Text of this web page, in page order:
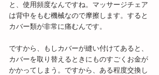
と、使用頻度なんですね。マッサージチェア
は背中をもむ機械なので摩擦します。すると
カバー類が非常に痛むんです。
ですから、もしカバーが縫い付けてあると、
カバーを取り替えるときにものすごくお金が
かかってしまう。ですから、ある程度交換し